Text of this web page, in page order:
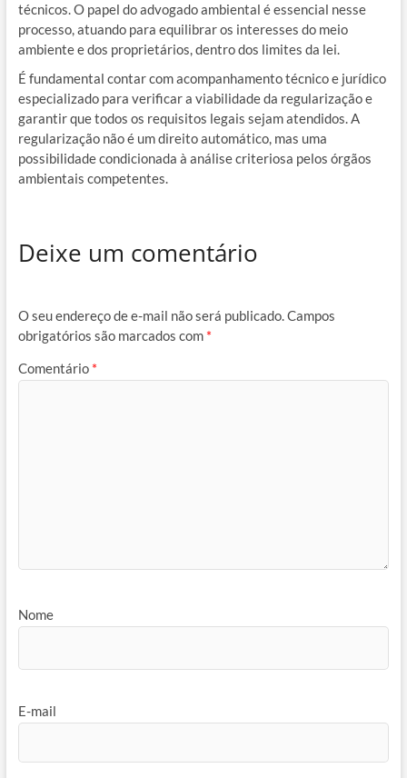
técnicos. O papel do advogado ambiental é essencial nesse
processo, atuando para equilibrar os interesses do meio
ambiente e dos proprietários, dentro dos limites da lei.
É fundamental contar com acompanhamento técnico e jurídico
especializado para verificar a viabilidade da regularização e
garantir que todos os requisitos legais sejam atendidos. A
regularização não é um direito automático, mas uma
possibilidade condicionada à análise criteriosa pelos órgãos
ambientais competentes.
Deixe um comentário
O seu endereço de e-mail não será publicado.Campos
obrigatórios são marcados com *
Comentário *
Nome
E-mail